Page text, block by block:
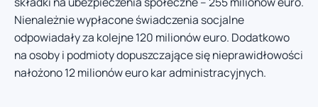
Nienależnie wypłacone świadczenia socjalne
odpowiadały za kolejne 120 milionów euro. Dodatkowo
na osoby i podmioty dopuszczające się nieprawidłowości
nałożono 12 milionów euro kar administracyjnych.